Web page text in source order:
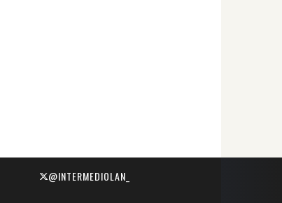
@INTERMEDIOLAN_